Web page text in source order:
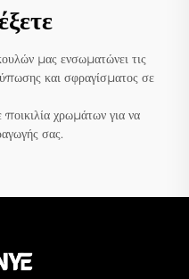
μας ενσωματώνει τις
και σφραγίσματος σε
ποικιλία χρωμάτων για να
σας.